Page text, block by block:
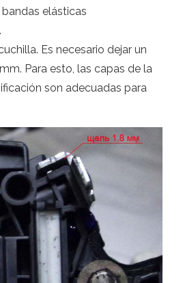
elásticas
Es necesario dejar un
Para esto, las capas de la
son adecuadas para